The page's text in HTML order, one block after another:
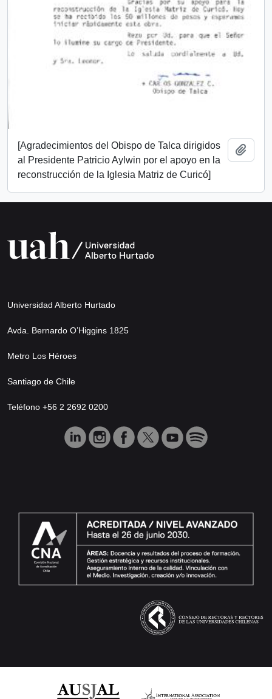
[Agradecimientos del Obispo de Talca dirigidos
al Presidente Patricio Aylwin por el apoyo en la
reconstrucción de la Iglesia Matriz de Curicó]
Universidad Alberto Hurtado
Avda. Bernardo O’Higgins 1825
Metro Los Héroes
Santiago de Chile
Teléfono +56 2 2692 0200